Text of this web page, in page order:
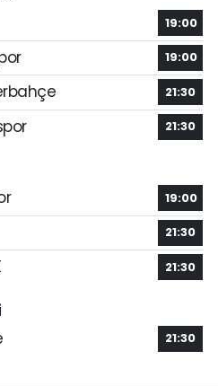
19:00
19:00
21:30
21:30
19:00
21:30
21:30
21:30